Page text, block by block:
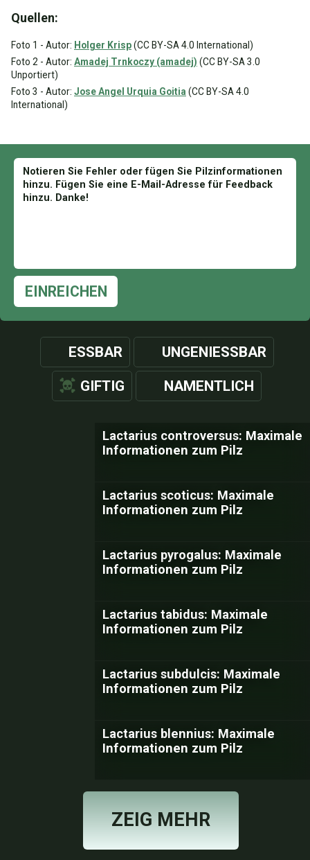
Quellen:
Foto 1 - Autor: Holger Krisp(CC BY-SA 4.0 International)
Foto 2 - Autor: Amadej Trnkoczy (amadej) (CC BY-SA 3.0
Unportiert)
Foto 3 - Autor: Jose Angel Urquia Goitia (CC BY-SA 4.0
International)
EINREICHEN
ESSBAR UNGENIESSBAR
GIFTIG NAMENTLICH
Lactarius controversus: Maximale
Informationen zum Pilz
Lactarius scoticus: Maximale
Informationen zum Pilz
Lactarius pyrogalus: Maximale
Informationen zum Pilz
Lactarius tabidus: Maximale
Informationen zum Pilz
Lactarius subdulcis: Maximale
Informationen zum Pilz
Lactarius blennius: Maximale
Informationen zum Pilz
ZEIG MEHR